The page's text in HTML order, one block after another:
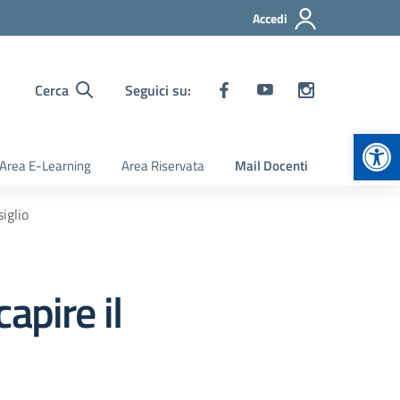
Accedi
Cerca Seguici su:
Area E-Learning Area Riservata Mail Docenti
il